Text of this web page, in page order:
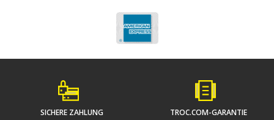
SICHERE ZAHLUNG TROC.COM-GARANTIE